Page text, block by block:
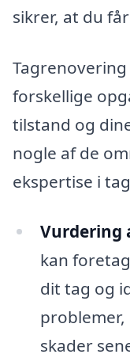
sikrer, at du
forskellige
tilstand og
nogle af de
ekspertise i
Vurdering
kan
dit tag og
skader